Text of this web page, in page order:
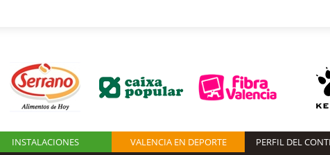
INSTALACIONES VALENCIA EN DEPORTE
PERFIL DEL